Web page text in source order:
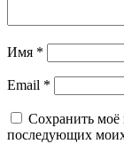
Имя *
Email *
Сохранить моё
последующих